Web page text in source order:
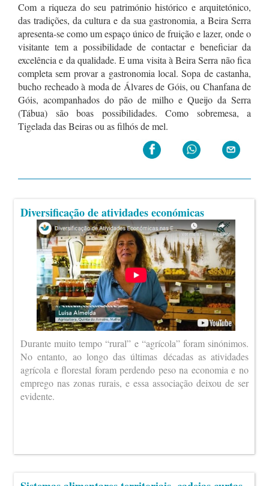
Com a riqueza do seu património histórico e arquitetónico,
das tradições, da cultura e da sua gastronomia, a Beira Serra
apresenta-se como um espaço único de fruição e lazer, onde o
visitante tem a possibilidade de contactar e beneficiar da
excelência e da qualidade. E uma visita à Beira Serra não fica
completa sem provar a gastronomia local. Sopa de castanha,
bucho recheado à moda de Álvares de Góis, ou Chanfana de
Góis, acompanhados do pão de milho e Queijo da Serra
(Tábua) são boas possibilidades. Como sobremesa, a
Tigelada das Beiras ou as filhós de mel.
Diversificação de atividades económicas
Durante muito tempo “rural” e “agrícola” foram sinónimos.
No entanto, ao longo das últimas décadas as atividades
agrícola e florestal foram perdendo peso na economia e no
emprego nas zonas rurais, e essa associação deixou de ser
evidente.